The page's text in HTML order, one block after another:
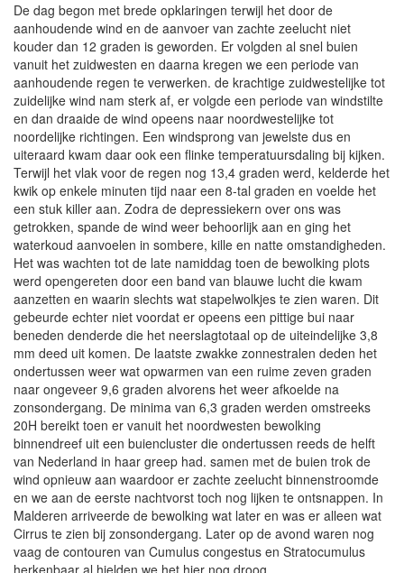
De dag begon met brede opklaringen terwijl het door de
aanhoudende wind en de aanvoer van zachte zeelucht niet
kouder dan 12 graden is geworden. Er volgden al snel buien
vanuit het zuidwesten en daarna kregen we een periode van
aanhoudende regen te verwerken. de krachtige zuidwestelijke tot
zuidelijke wind nam sterk af, er volgde een periode van windstilte
en dan draaide de wind opeens naar noordwestelijke tot
noordelijke richtingen. Een windsprong van jewelste dus en
uiteraard kwam daar ook een flinke temperatuursdaling bij kijken.
Terwijl het vlak voor de regen nog 13,4 graden werd, kelderde het
kwik op enkele minuten tijd naar een 8-tal graden en voelde het
een stuk killer aan. Zodra de depressiekern over ons was
getrokken, spande de wind weer behoorlijk aan en ging het
waterkoud aanvoelen in sombere, kille en natte omstandigheden.
Het was wachten tot de late namiddag toen de bewolking plots
werd opengereten door een band van blauwe lucht die kwam
aanzetten en waarin slechts wat stapelwolkjes te zien waren. Dit
gebeurde echter niet voordat er opeens een pittige bui naar
beneden denderde die het neerslagtotaal op de uiteindelijke 3,8
mm deed uit komen. De laatste zwakke zonnestralen deden het
ondertussen weer wat opwarmen van een ruime zeven graden
naar ongeveer 9,6 graden alvorens het weer afkoelde na
zonsondergang. De minima van 6,3 graden werden omstreeks
20H bereikt toen er vanuit het noordwesten bewolking
binnendreef uit een buiencluster die ondertussen reeds de helft
van Nederland in haar greep had. samen met de buien trok de
wind opnieuw aan waardoor er zachte zeelucht binnenstroomde
en we aan de eerste nachtvorst toch nog lijken te ontsnappen. In
Malderen arriveerde de bewolking wat later en was er alleen wat
Cirrus te zien bij zonsondergang. Later op de avond waren nog
vaag de contouren van Cumulus congestus en Stratocumulus